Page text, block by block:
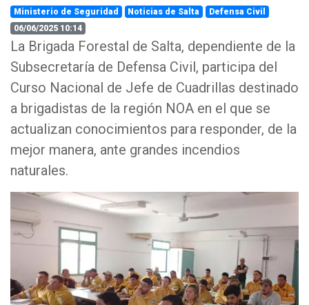
Ministerio de Seguridad Noticias de Salta
Defensa Civil
06/06/2025 10:14
La Brigada Forestal de Salta, dependiente de la
Subsecretaría de Defensa Civil, participa del
Curso Nacional de Jefe de Cuadrillas destinado
a brigadistas de la región NOA en el que se
actualizan conocimientos para responder, de la
mejor manera, ante grandes incendios
naturales.